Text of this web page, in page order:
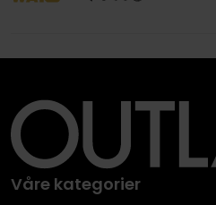
Våre kategorier